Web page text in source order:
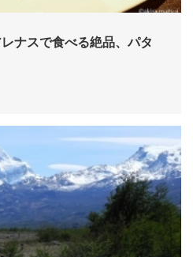
ナスで食べる絶品、パタ